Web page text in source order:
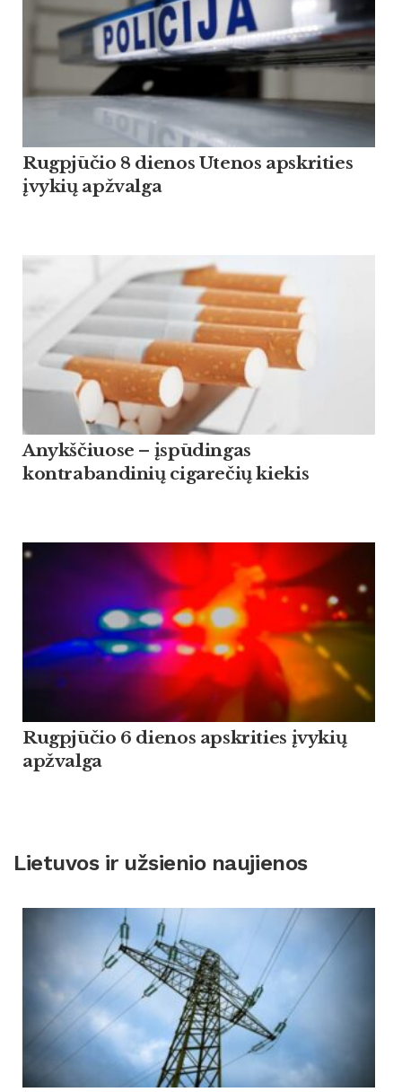
Rugpjūčio 8 dienos Utenos apskrities
įvykių apžvalga
Anykščiuose – įspūdingas
kontrabandinių cigarečių kiekis
Rugpjūčio 6 dienos apskrities įvykių
apžvalga
Lietuvos ir užsienio naujienos